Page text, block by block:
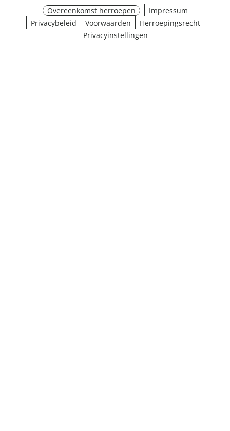
Overeenkomst herroepen
Impressum
Privacybeleid
Voorwaarden
Herroepingsrecht
Privacyinstellingen